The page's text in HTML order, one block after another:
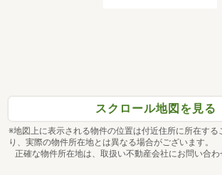
スクロール地図を見る
※地図上に表示される物件の位置は付近住所に所在する
り、実際の物件所在地とは異なる場合がございます。
正確な物件所在地は、取扱い不動産会社にお問い合わ